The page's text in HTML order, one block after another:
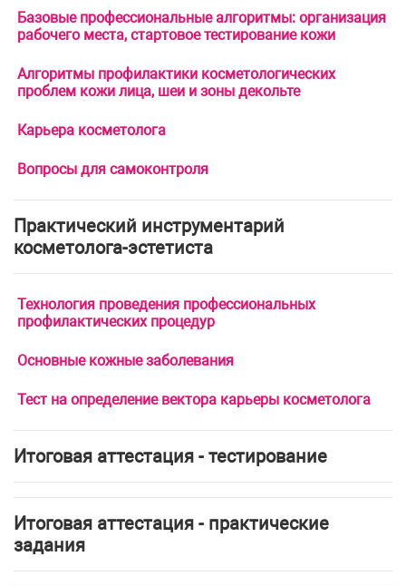
Базовые профессиональные алгоритмы: организация
рабочего места, стартовое тестирование кожи
Алгоритмы профилактики косметологических
проблем кожи лица, шеи и зоны декольте
Карьера косметолога
Вопросы для самоконтроля
Практический инструментарий
косметолога-эстетиста
Технология проведения профессиональных
профилактических процедур
Основные кожные заболевания
Тест на определение вектора карьеры косметолога
Итоговая аттестация - тестирование
Итоговая аттестация - практические
задания